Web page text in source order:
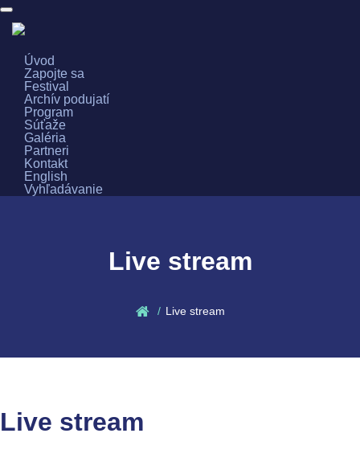
Súťaže Galérie
Toggle
navigation
Úvod
Zapojte sa
Festival
Archív podujatí
Program
Súťaže
Galéria
Partneri
Kontakt
English
Vyhľadávanie
Live stream
Live stream
Live stream